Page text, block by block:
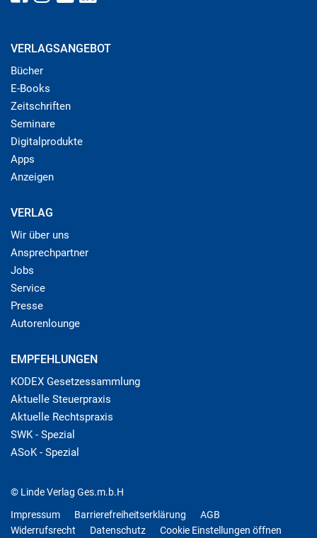
VERLAGSANGEBOT
Bücher
E-Books
Zeitschriften
Seminare
Digitalprodukte
Apps
Anzeigen
VERLAG
Wir über uns
Ansprechpartner
Jobs
Service
Presse
Autorenlounge
EMPFEHLUNGEN
KODEX Gesetzessammlung
Aktuelle Steuerpraxis
Aktuelle Rechtspraxis
SWK - Spezial
ASoK - Spezial
© Linde Verlag Ges.m.b.H
Impressum
Barrierefreiheitserklärung
AGB
Widerrufsrecht
Datenschutz Cookie Einstellungen öffnen